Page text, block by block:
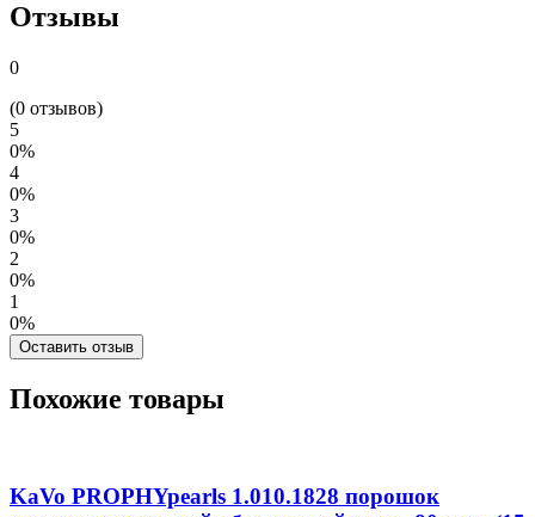
Отзывы
0
(0 отзывов)
5
0%
4
0%
3
0%
2
0%
1
0%
Оставить отзыв
Похожие товары
KaVo PROPHYpearls 1.010.1828 порошок